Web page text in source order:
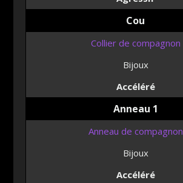
Cou
Collier de compagnon
Bijoux
Accéléré
Anneau 1
Anneau de compagnon
Bijoux
Accéléré